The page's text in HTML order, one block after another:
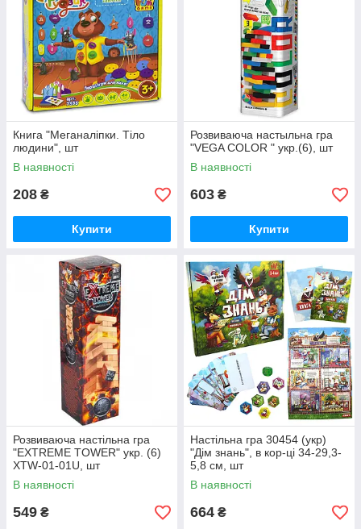
Книга "Меганаліпки. Тіло
людини", шт
В наявності
208 ₴
Купити
Розвиваюча настыльна гра
"VEGA COLOR " укр.(6), шт
В наявності
603 ₴
Купити
Розвиваюча настільна гра
"EXTREME TOWER" укр. (6)
XTW-01-01U, шт
В наявності
549 ₴
Настільна гра 30454 (укр)
"Дім знань", в кор-ці 34-29,3-
5,8 см, шт
В наявності
664 ₴